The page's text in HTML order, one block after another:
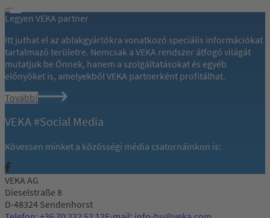
Legyen VEKA partner
Itt juthat el az ablakgyártókra vonatkozó speciális információkat
tartalmazó területre. Nemcsak a VEKA rendszer átfogó világát
mutatjuk be Önnek, hanem a szolgáltatásokat és egyéb
előnyöket is, amelyekből VEKA partnerként profitálhat.
Tovább!
VEKA #Social Media
Kövessen minket a közösségi média csatornáinkon is:
VEKA AG
Dieselstraße 8
D-48324 Sendenhorst